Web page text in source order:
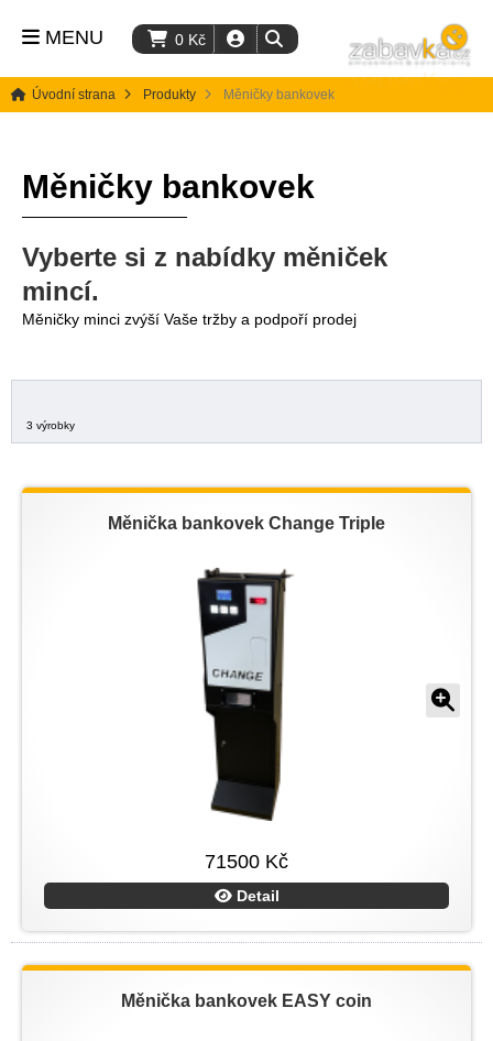
0 Kč
MENU
Úvodní strana Produkty Měničky bankovek
Měničky bankovek
Vyberte si z nabídky měniček
mincí.
Měničky minci zvýší Vaše tržby a podpoří prodej
3 výrobky
Měnička bankovek Change Triple
71500 Kč
Detail
Měnička bankovek EASY coin